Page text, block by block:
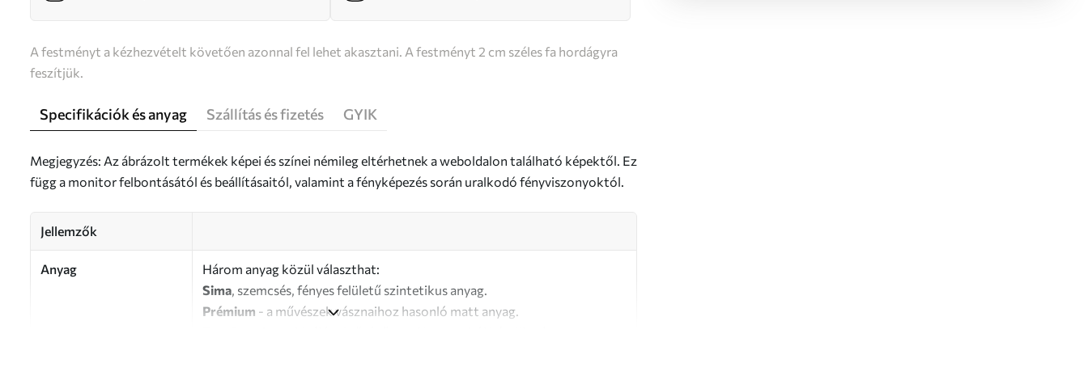
A festményt a kézhezvételt követően azonnal fel lehet akasztani. A festményt 2 cm széles fa hordágyra
feszítjük.
Specifikációk és anyag Szállítás és fizetés GYIK
Megjegyzés: Az ábrázolt termékek képei és színei némileg eltérhetnek a weboldalon található képektől. Ez
függ a monitor felbontásától és beállításaitól, valamint a fényképezés során uralkodó fényviszonyoktól.
Jellemzők
Anyag
Három anyag közül választhat:
Sima, szemcsés, fényes felületű szintetikus anyag.
Prémium - a művészek vásznaihoz hasonló matt anyag.